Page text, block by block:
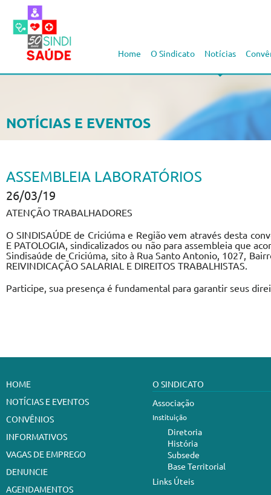
Notícias
O Sindicato
Home
NOTÍCIAS E EVENTOS
ASSEMBLEIA LABORATÓRIOS
26/03/19
ATENÇÃO TRABALHADORES
O SINDISAÚDE de Criciúma e Região vem através desta
E PATOLOGIA, sindicalizados ou não para assembleia que
Sindisaúde de Criciúma, sito à Rua Santo Antonio, 1027,
REIVINDICAÇÃO SALARIAL E DIREITOS TRABALHISTAS.
Participe, sua presença é fundamental para garantir seus
HOME
NOTÍCIAS E EVENTOS
CONVÊNIOS
INFORMATIVOS
VAGAS DE EMPREGO
DENUNCIE
AGENDAMENTOS
O SINDICATO
Associação
Instituição
Diretoria
História
Subsede
Base Territorial
Links Úteis